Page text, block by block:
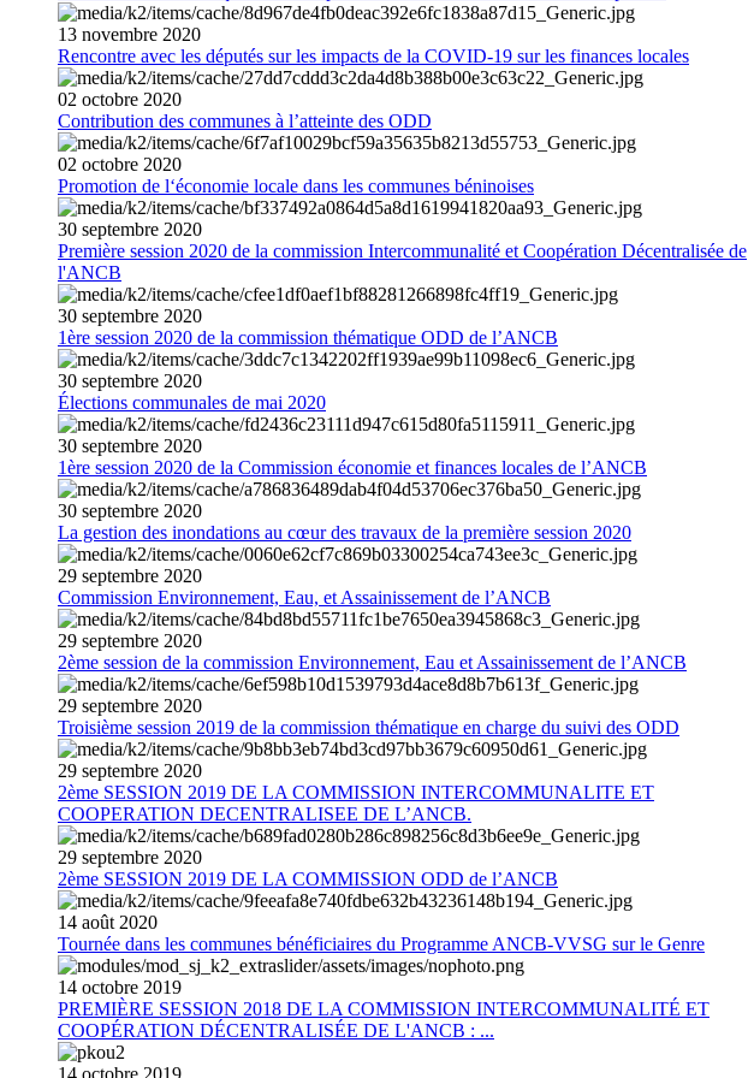
13 novembre 2020
Rencontre avec les députés sur les impacts de la COVID-19 sur les finances locales
02 octobre 2020
Contribution des communes à l’atteinte des ODD
02 octobre 2020
Promotion de l‘économie locale dans les communes béninoises
30 septembre 2020
Première session 2020 de la commission Intercommunalité et Coopération Décentralisée de
l'ANCB
30 septembre 2020
1ère session 2020 de la commission thématique ODD de l’ANCB
30 septembre 2020
Élections communales de mai 2020
30 septembre 2020
1ère session 2020 de la Commission économie et finances locales de l’ANCB
30 septembre 2020
La gestion des inondations au cœur des travaux de la première session 2020
29 septembre 2020
Commission Environnement, Eau, et Assainissement de l’ANCB
29 septembre 2020
2ème session de la commission Environnement, Eau et Assainissement de l’ANCB
29 septembre 2020
Troisième session 2019 de la commission thématique en charge du suivi des ODD
29 septembre 2020
2ème SESSION 2019 DE LA COMMISSION INTERCOMMUNALITE ET
COOPERATION DECENTRALISEE DE L’ANCB.
29 septembre 2020
2ème SESSION 2019 DE LA COMMISSION ODD de l’ANCB
14 août 2020
Tournée dans les communes bénéficiaires du Programme ANCB-VVSG sur le Genre
14 octobre 2019
PREMIÈRE SESSION 2018 DE LA COMMISSION INTERCOMMUNALITÉ ET
COOPÉRATION DÉCENTRALISÉE DE L'ANCB : ...
14 octobre 2019